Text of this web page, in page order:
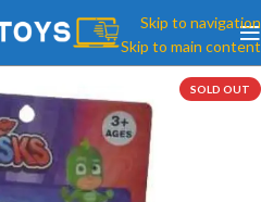
Skip to navigation
Skip to main content
SOLD OUT